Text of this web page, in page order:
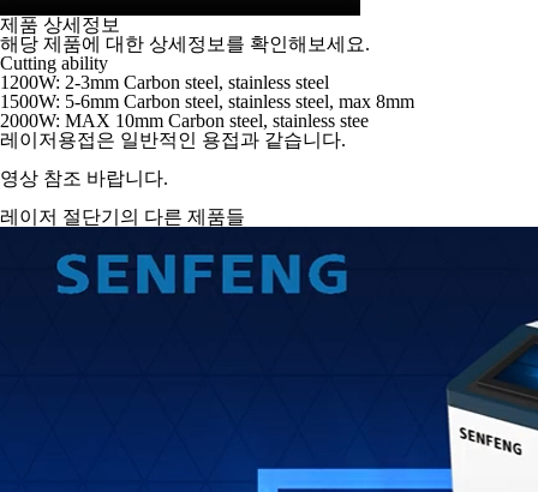
제품 상세정보
해당 제품에 대한 상세정보를 확인해보세요.
Cutting ability
1200W: 2-3mm Carbon steel, stainless steel
1500W: 5-6mm Carbon steel, stainless steel, max 8mm
2000W: MAX 10mm Carbon steel, stainless stee
레이저용접은 일반적인 용접과 같습니다.
영상 참조 바랍니다.
레이저 절단기 의 다른 제품들